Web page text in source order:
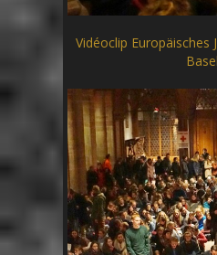
Vidéoclip Europäisches
Basel